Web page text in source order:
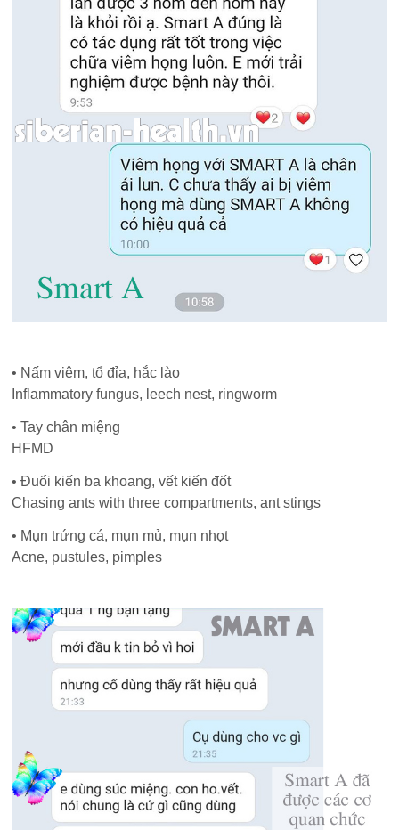
• Nấm viêm, tổ đỉa, hắc lào
Inflammatory fungus, leech nest, ringworm
• Tay chân miệng
HFMD
• Đuổi kiến ba khoang, vết kiến đốt
Chasing ants with three compartments, ant stings
• Mụn trứng cá, mụn mủ, mụn nhọt
Acne, pustules, pimples